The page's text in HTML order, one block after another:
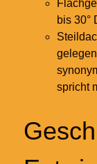
bis 30°
spricht